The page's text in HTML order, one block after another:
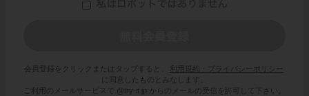
会員登録をクリックまたはタップすると、
利用規約・プライバシーポリシー
に同意したものとみなします。
ご利用のメールサービスで @try-it.jp からのメールの受信を許可して下さい。